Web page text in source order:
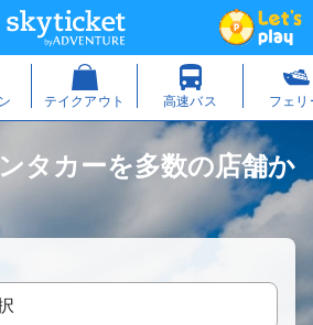
タカーを多数の店舗か